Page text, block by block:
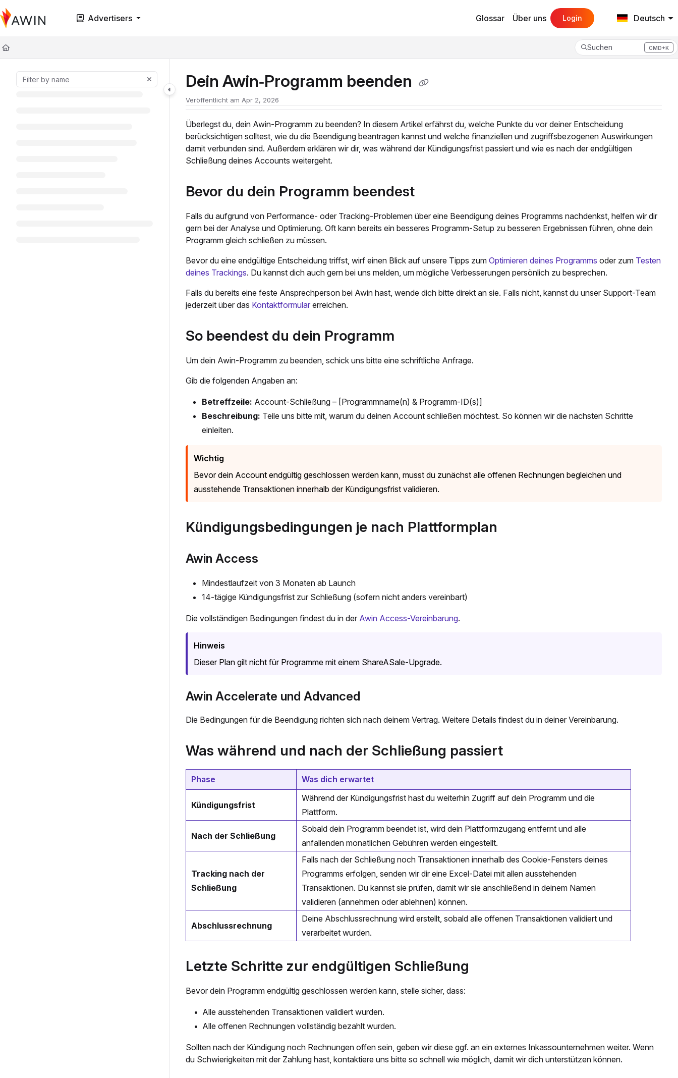
Documentation Index
Fetch the complete documentation index at:
Advertisers Glossar Über uns Login Deutsch
Suchen CMD+K
Press CMD+K to open search
Dein Awin‑Programm beenden
Veröffentlicht am Apr 2, 2026
Überlegst du, dein Awin-Programm zu beenden? In diesem Artikel erfährst du, welche Punkte du vor deiner Entscheidung
berücksichtigen solltest, wie du die Beendigung beantragen kannst und welche finanziellen und zugriffsbezogenen Auswirkungen
damit verbunden sind. Außerdem erklären wir dir, was während der Kündigungsfrist passiert und wie es nach der endgültigen
Schließung deines Accounts weitergeht.
Bevor du dein Programm beendest
Falls du aufgrund von Performance- oder Tracking-Problemen über eine Beendigung deines Programms nachdenkst, helfen wir dir
gern bei der Analyse und Optimierung. Oft kann bereits ein besseres Programm-Setup zu besseren Ergebnissen führen, ohne dein
Programm gleich schließen zu müssen.
Bevor du eine endgültige Entscheidung triffst, wirf einen Blick auf unsere Tipps zum Optimieren deines Programms oder zum Testen
deines Trackings. Du kannst dich auch gern bei uns melden, um mögliche Verbesserungen persönlich zu besprechen.
Falls du bereits eine feste Ansprechperson bei Awin hast, wende dich bitte direkt an sie. Falls nicht, kannst du unser Support-Team
jederzeit über das Kontaktformular erreichen.
So beendest du dein Programm
Um dein Awin-Programm zu beenden, schick uns bitte eine schriftliche Anfrage.
Gib die folgenden Angaben an:
Betreffzeile: Account-Schließung – [Programmname(n) & Programm-ID(s)]
Beschreibung: Teile uns bitte mit, warum du deinen Account schließen möchtest. So können wir die nächsten Schritte
einleiten.
Wichtig
Bevor dein Account endgültig geschlossen werden kann, musst du zunächst alle offenen Rechnungen begleichen und
ausstehende Transaktionen innerhalb der Kündigungsfrist validieren.
Kündigungsbedingungen je nach Plattformplan
Awin Access
Mindestlaufzeit von 3 Monaten ab Launch
14-tägige Kündigungsfrist zur Schließung (sofern nicht anders vereinbart)
Die vollständigen Bedingungen findest du in der Awin Access-Vereinbarung.
Hinweis
Dieser Plan gilt nicht für Programme mit einem ShareASale-Upgrade.
Awin Accelerate und Advanced
Die Bedingungen für die Beendigung richten sich nach deinem Vertrag. Weitere Details findest du in deiner Vereinbarung.
Was während und nach der Schließung passiert
Phase Was dich erwartet
Kündigungsfrist
Während der Kündigungsfrist hast du weiterhin Zugriff auf dein Programm und die
Plattform.
Nach der Schließung
Sobald dein Programm beendet ist, wird dein Plattformzugang entfernt und alle
anfallenden monatlichen Gebühren werden eingestellt.
Tracking nach der
Schließung
Falls nach der Schließung noch Transaktionen innerhalb des Cookie-Fensters deines
Programms erfolgen, senden wir dir eine Excel-Datei mit allen ausstehenden
Transaktionen. Du kannst sie prüfen, damit wir sie anschließend in deinem Namen
validieren (annehmen oder ablehnen) können.
Abschlussrechnung
Deine Abschlussrechnung wird erstellt, sobald alle offenen Transaktionen validiert und
verarbeitet wurden.
Letzte Schritte zur endgültigen Schließung
Bevor dein Programm endgültig geschlossen werden kann, stelle sicher, dass:
Alle ausstehenden Transaktionen validiert wurden.
Alle offenen Rechnungen vollständig bezahlt wurden.
Sollten nach der Kündigung noch Rechnungen offen sein, geben wir diese ggf. an ein externes Inkassounternehmen weiter. Wenn
du Schwierigkeiten mit der Zahlung hast, kontaktiere uns bitte so schnell wie möglich, damit wir dich unterstützen können.